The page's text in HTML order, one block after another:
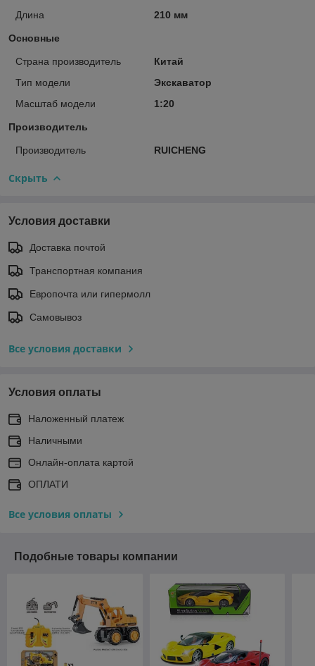
Длина
210 мм
Основные
Страна производитель
Китай
Тип модели
Экскаватор
Масштаб модели
1:20
Производитель
Производитель RUICHENG
Скрыть
Условия доставки
Доставка почтой
Транспортная компания
Европочта или гипермолл
Самовывоз
Все условия доставки
Условия оплаты
Наложенный платеж
Наличными
Онлайн-оплата картой
ОПЛАТИ
Все условия оплаты
Подобные товары компании